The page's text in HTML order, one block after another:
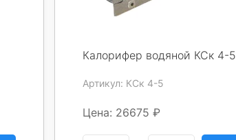
Калорифер водяной КСк 4-5
Артикул: КСк 4-5
Цена: 26675 ₽